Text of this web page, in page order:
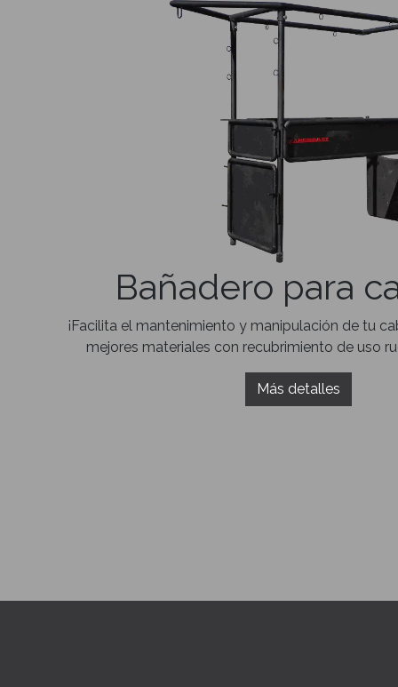
Bañadero para
¡Facilita el mantenimiento y manipulación de tu
mejores materiales con recubrimiento de uso
Más detalles